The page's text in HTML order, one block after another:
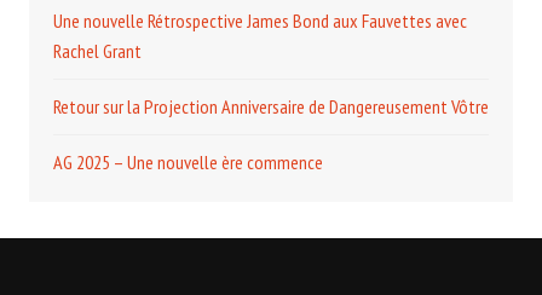
Une nouvelle Rétrospective James Bond aux Fauvettes avec
Rachel Grant
Retour sur la Projection Anniversaire de Dangereusement Vôtre
AG 2025 – Une nouvelle ère commence